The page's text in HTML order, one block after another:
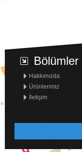
Bölümler
Hakkımızda
Ürünlerimiz
İletişim